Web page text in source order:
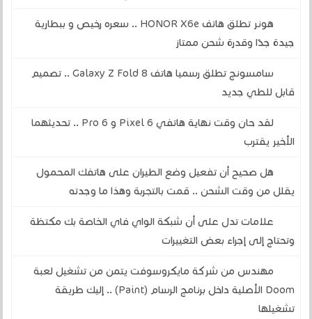
هونر تطلق هاتف HONOR X6e .. سعره رخيص و ببطارية
جيدة جدًا وقدرة شحن ممتاز
سامسونج تطلق رسميا هاتف Galaxy Z Fold 8 .. تصميم
قابل للطي جديد
لقد حان وقت نهاية هاتفي Pixel 6 و 6 Pro .. تحديثهما
الأخير يقترب
هل صحيح أن تفعيل وضع الطيران على هاتفك المحمول
يقلل من وقت الشحن .. قمت بالتجربة وهذا ما وجدته
علامات تدل على أن شبكة الواي فاي الخاصة بك مكتظة
وتحتاج إلى إجراء بعض التغييرات
مهندس من شركة مايكروسوفت يتمن من تشغيل لعبة
Doom الأصلية داخل برنامج الرسام (Paint) .. إليك طريقة
تشغيلها